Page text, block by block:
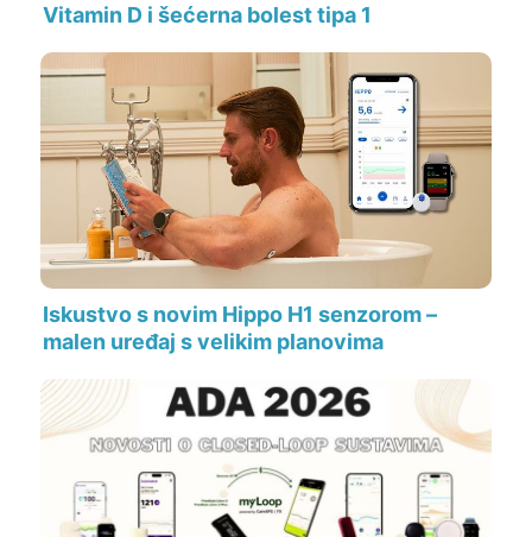
Vitamin D i šećerna bolest tipa 1
Iskustvo s novim Hippo H1 senzorom –
malen uređaj s velikim planovima